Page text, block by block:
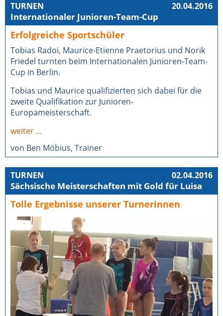
20.04.2016
TURNEN
Internationaler Junioren-Team-Cup
Erfolgreiche Sportschüler
Tobias Radoi, Maurice-Etienne Praetorius und Norik
Friedel turnten beim Internationalen Junioren-Team-
Cup in Berlin.
Tobias und Maurice qualifizierten sich dabei für die
zweite Qualifikation zur Junioren-
Europameisterschaft.
weiter ...
von Ben Möbius, Trainer
02.04.2016
TURNEN
Sächsische Meisterschaften mit Gold für Luisa
Tolle Ergebnisse unserer Turnerinnen